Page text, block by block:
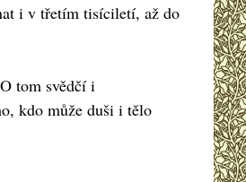
i v třetím tisíciletí, až do
tom svědčí i
kdo může duši i tělo